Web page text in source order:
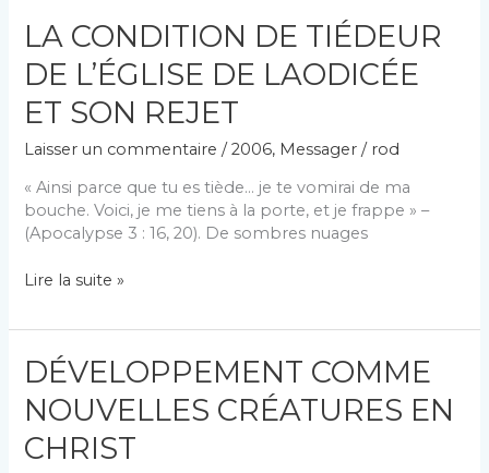
PAS
ENCORE
LA CONDITION DE TIÉDEUR
DE L’ÉGLISE DE LAODICÉE
ET SON REJET
Laisser un commentaire /2006, Messager / rod
« Ainsi parce que tu es tiède… je te vomirai de ma
bouche. Voici, je me tiens à la porte, et je frappe » –
(Apocalypse 3 : 16, 20). De sombres nuages
LA
DE
DE
DE
LAODICÉE
ET
Lire la suite »
DÉVELOPPEMENT COMME
NOUVELLES CRÉATURES EN
CHRIST